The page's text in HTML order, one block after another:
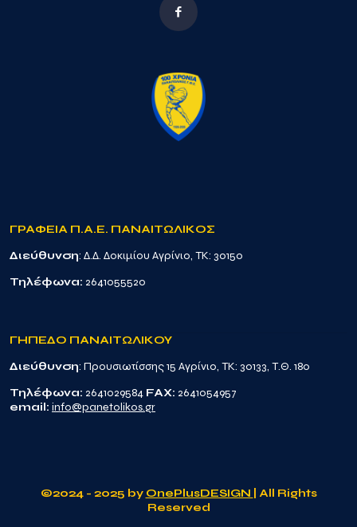
ΓΡΑΦΕΙΑ Π.Α.Ε. ΠΑΝΑΙΤΩΛΙΚΟΣ
Διεύθυνση: Δ.Δ. Δοκιμίου Αγρίνιο, TK: 30150
Τηλέφωνα: 2641055520
ΓΗΠΕΔΟ ΠΑΝΑΙΤΩΛΙΚΟΥ
Διεύθυνση: Προυσιωτίσσης 15 Αγρίνιο, TK: 30133, Τ.Θ. 180
Τηλέφωνα: 2641029584 FAX: 2641054957
email: info@panetolikos.gr
©2024 - 2025 by OnePlusDESIGN
| All Rights
Reserved